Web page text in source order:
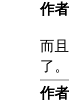
作
而
了。
作